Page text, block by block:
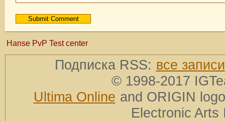
Hanse PvP Test center
Подписка RSS: все записи
© 1998-2017
Ultima Online and ORIGIN
Electronic Arts